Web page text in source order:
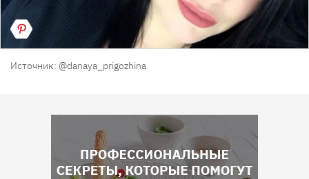
Источник: @danaya_prigozhina